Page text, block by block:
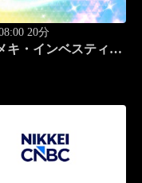
20分
キ・インベスティン